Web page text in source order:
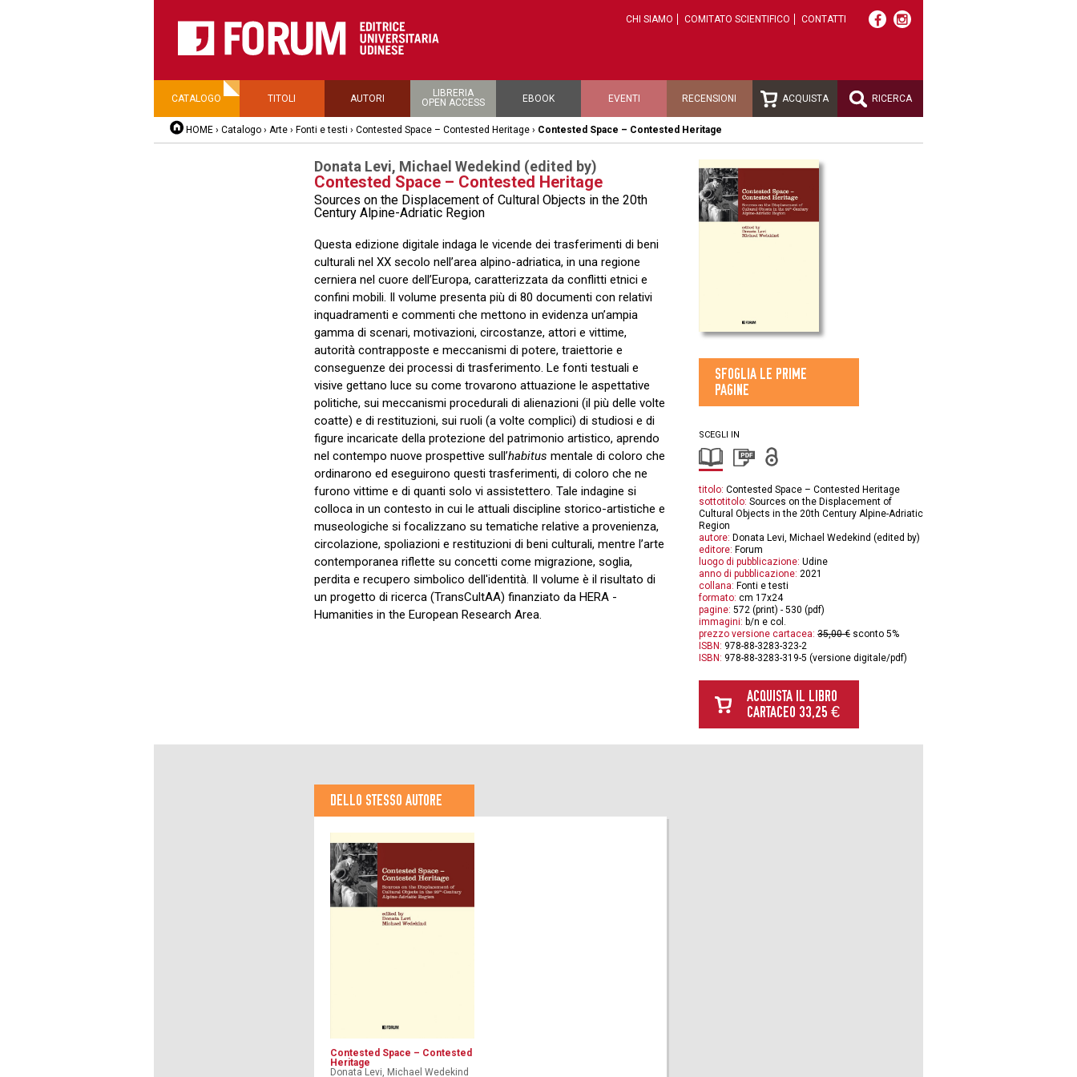
CHI SIAMO COMITATO SCIENTIFICO CONTATTI
CATALOGO TITOLI AUTORI
LIBRERIA
OPEN ACCESS
EBOOK EVENTI RECENSIONI ACQUISTA RICERCA
HOME › Catalogo › Arte › Fonti e testi › Contested Space – Contested Heritage › Contested Space – Contested Heritage
Donata Levi, Michael Wedekind (edited by)
Contested Space – Contested Heritage
Sources on the Displacement of Cultural Objects in the 20th
Century Alpine-Adriatic Region
Questa edizione digitale indaga le vicende dei trasferimenti di beni
culturali nel XX secolo nell’area alpino-adriatica, in una regione
cerniera nel cuore dell’Europa, caratterizzata da conflitti etnici e
confini mobili. Il volume presenta più di 80 documenti con relativi
inquadramenti e commenti che mettono in evidenza un’ampia
gamma di scenari, motivazioni, circostanze, attori e vittime,
autorità contrapposte e meccanismi di potere, traiettorie e
conseguenze dei processi di trasferimento. Le fonti testuali e
visive gettano luce su come trovarono attuazione le aspettative
politiche, sui meccanismi procedurali di alienazioni (il più delle volte
coatte) e di restituzioni, sui ruoli (a volte complici) di studiosi e di
figure incaricate della protezione del patrimonio artistico, aprendo
nel contempo nuove prospettive sull’habitus mentale di coloro che
ordinarono ed eseguirono questi trasferimenti, di coloro che ne
furono vittime e di quanti solo vi assistettero. Tale indagine si
colloca in un contesto in cui le attuali discipline storico-artistiche e
museologiche si focalizzano su tematiche relative a provenienza,
circolazione, spoliazioni e restituzioni di beni culturali, mentre l’arte
contemporanea riflette su concetti come migrazione, soglia,
perdita e recupero simbolico dell'identità. Il volume è il risultato di
un progetto di ricerca (TransCultAA) finanziato da HERA -
Humanities in the European Research Area.
SFOGLIA LE PRIME
PAGINE
SCEGLI IN
titolo: Contested Space – Contested Heritage
sottotitolo: Sources on the Displacement of
Cultural Objects in the 20th Century Alpine-Adriatic
Region
autore: Donata Levi, Michael Wedekind (edited by)
editore: Forum
luogo di pubblicazione: Udine
anno di pubblicazione: 2021
collana: Fonti e testi
formato: cm 17x24
pagine: 572 (print) - 530 (pdf)
immagini: b/n e col.
prezzo versione cartacea: 35,00 € sconto 5%
ISBN: 978-88-3283-323-2
ISBN: 978-88-3283-319-5 (versione digitale/pdf)
ACQUISTA IL LIBRO
CARTACEO 33,25 €
DELLO STESSO AUTORE
Contested Space – Contested
Heritage
Donata Levi, Michael Wedekind